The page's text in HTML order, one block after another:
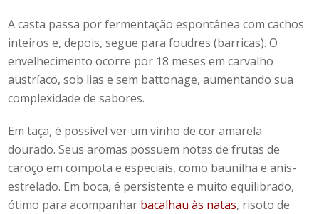
A casta passa por fermentação espontânea com cachos
inteiros e, depois, segue para foudres (barricas). O
envelhecimento ocorre por 18 meses em carvalho
austríaco, sob lias e sem battonage, aumentando sua
complexidade de sabores.
Em taça, é possível ver um vinho de cor amarela
dourado. Seus aromas possuem notas de frutas de
caroço em compota e especiais, como baunilha e anis-
estrelado. Em boca, é persistente e muito equilibrado,
ótimo para acompanhar bacalhau às natas, risoto de